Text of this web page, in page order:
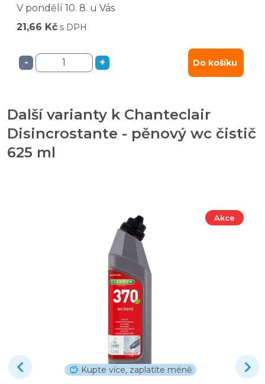
V pondělí 10. 8. u Vás
21,66 Kč s DPH
- + Do košíku
Další varianty k Chanteclair
Disincrostante - pěnový wc čistič
625 ml
Akce
Kupte více, zaplatíte méně